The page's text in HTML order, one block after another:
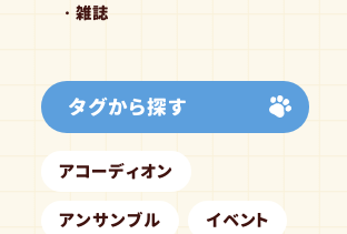
雑誌
タグから探す
アコーディオン
アンサンブル イベント